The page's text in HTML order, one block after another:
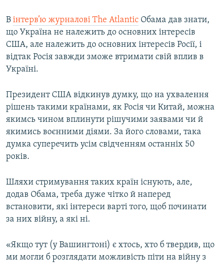
В інтерв’ю журналові The Atlantic Обама дав знати,
що Україна не належить до основних інтересів
США, але належить до основних інтересів Росії, і
відтак Росія завжди зможе втримати свій вплив в
Україні.
Президент США відкинув думку, що на ухвалення
рішень такими країнами, як Росія чи Китай, можна
якимсь чином вплинути рішучими заявами чи й
якимись воєнними діями. За його словами, така
думка суперечить усім свідченням останніх 50
років.
Шляхи стримування таких країн існують, але,
додав Обама, треба дуже чітко й наперед
встановити, які інтереси варті того, щоб починати
за них війну, а які ні.
«Якщо тут (у Вашингтоні) є хтось, хто б твердив, що
ми могли б розглядати можливість піти на війну з